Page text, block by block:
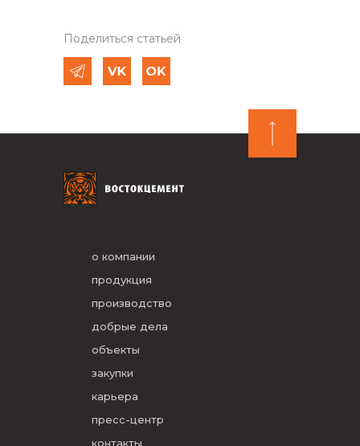
Поделиться статьей
о компании
продукция
производство
добрые дела
объекты
закупки
карьера
пресс-центр
контакты